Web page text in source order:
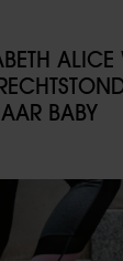
ALICE
BABY